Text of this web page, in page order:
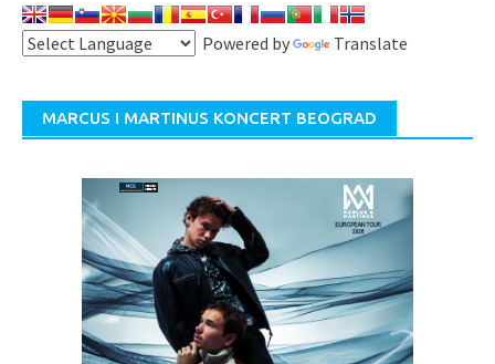
Powered by Translate
MARCUS I MARTINUS KONCERT BEOGRAD